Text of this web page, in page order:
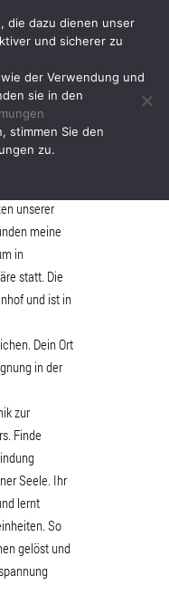
unserer
meine
in
statt. Die
und ist in
Dein Ort
in der
zur
Finde
Seele. Ihr
lernt
So
gelöst und
die dazu dienen unser
und sicherer zu
der Verwendung und
sie in den
stimmen Sie den
zu.